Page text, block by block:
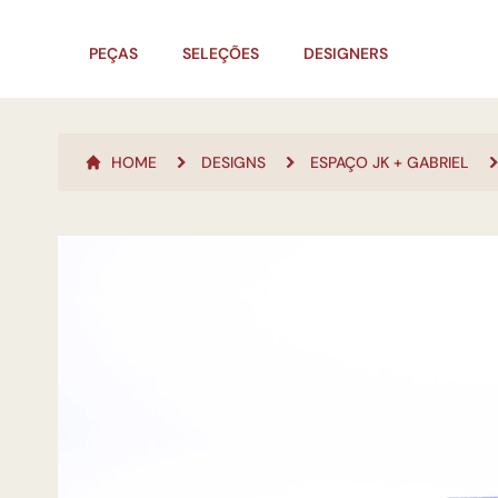
PEÇAS SELEÇÕES DESIGNERS
HOME DESIGNS ESPAÇO JK + GABRIEL